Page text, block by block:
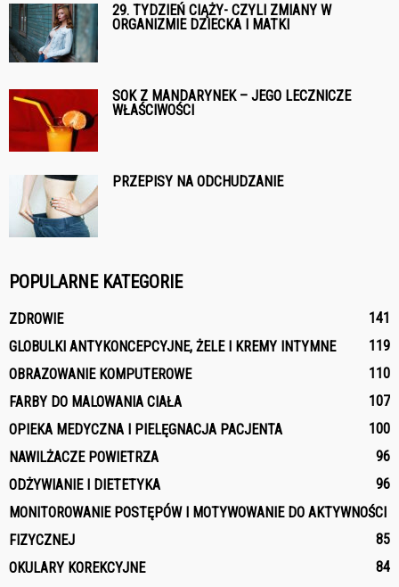
29. TYDZIEŃ CIĄŻY- CZYLI ZMIANY W
ORGANIZMIE DZIECKA I MATKI
SOK Z MANDARYNEK – JEGO LECZNICZE
WŁAŚCIWOŚCI
PRZEPISY NA ODCHUDZANIE
POPULARNE KATEGORIE
ZDROWIE
141
GLOBULKI ANTYKONCEPCYJNE, ŻELE I KREMY INTYMNE
119
OBRAZOWANIE KOMPUTEROWE
110
FARBY DO MALOWANIA CIAŁA
107
OPIEKA MEDYCZNA I PIELĘGNACJA PACJENTA
100
NAWILŻACZE POWIETRZA
96
ODŻYWIANIE I DIETETYKA
96
MONITOROWANIE POSTĘPÓW I MOTYWOWANIE DO AKTYWNOŚCI
FIZYCZNEJ
85
OKULARY KOREKCYJNE
84